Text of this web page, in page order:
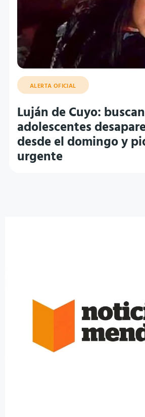
ALERTA OFICIAL
Luján de Cuyo:
adolescentes
desde el domingo y
urgente